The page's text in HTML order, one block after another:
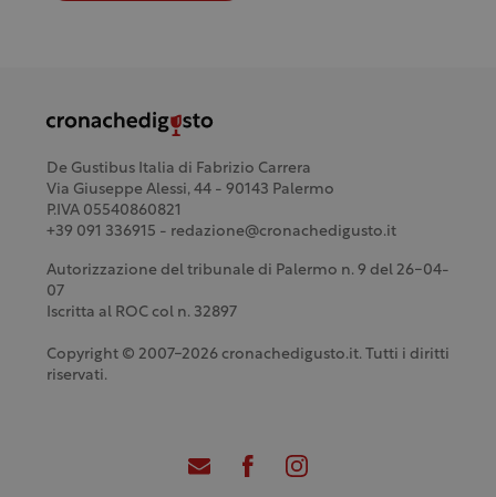
De Gustibus Italia di Fabrizio Carrera
Via Giuseppe Alessi, 44 - 90143 Palermo
P.IVA 05540860821
+39 091 336915 - redazione@cronachedigusto.it
Autorizzazione del tribunale di Palermo n. 9 del 26-04-
07
Iscritta al ROC col n. 32897
Copyright © 2007-2026 cronachedigusto.it. Tutti i diritti
riservati.